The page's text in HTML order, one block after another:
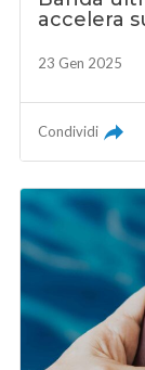
accelera
23 Gen 2025
Condividi